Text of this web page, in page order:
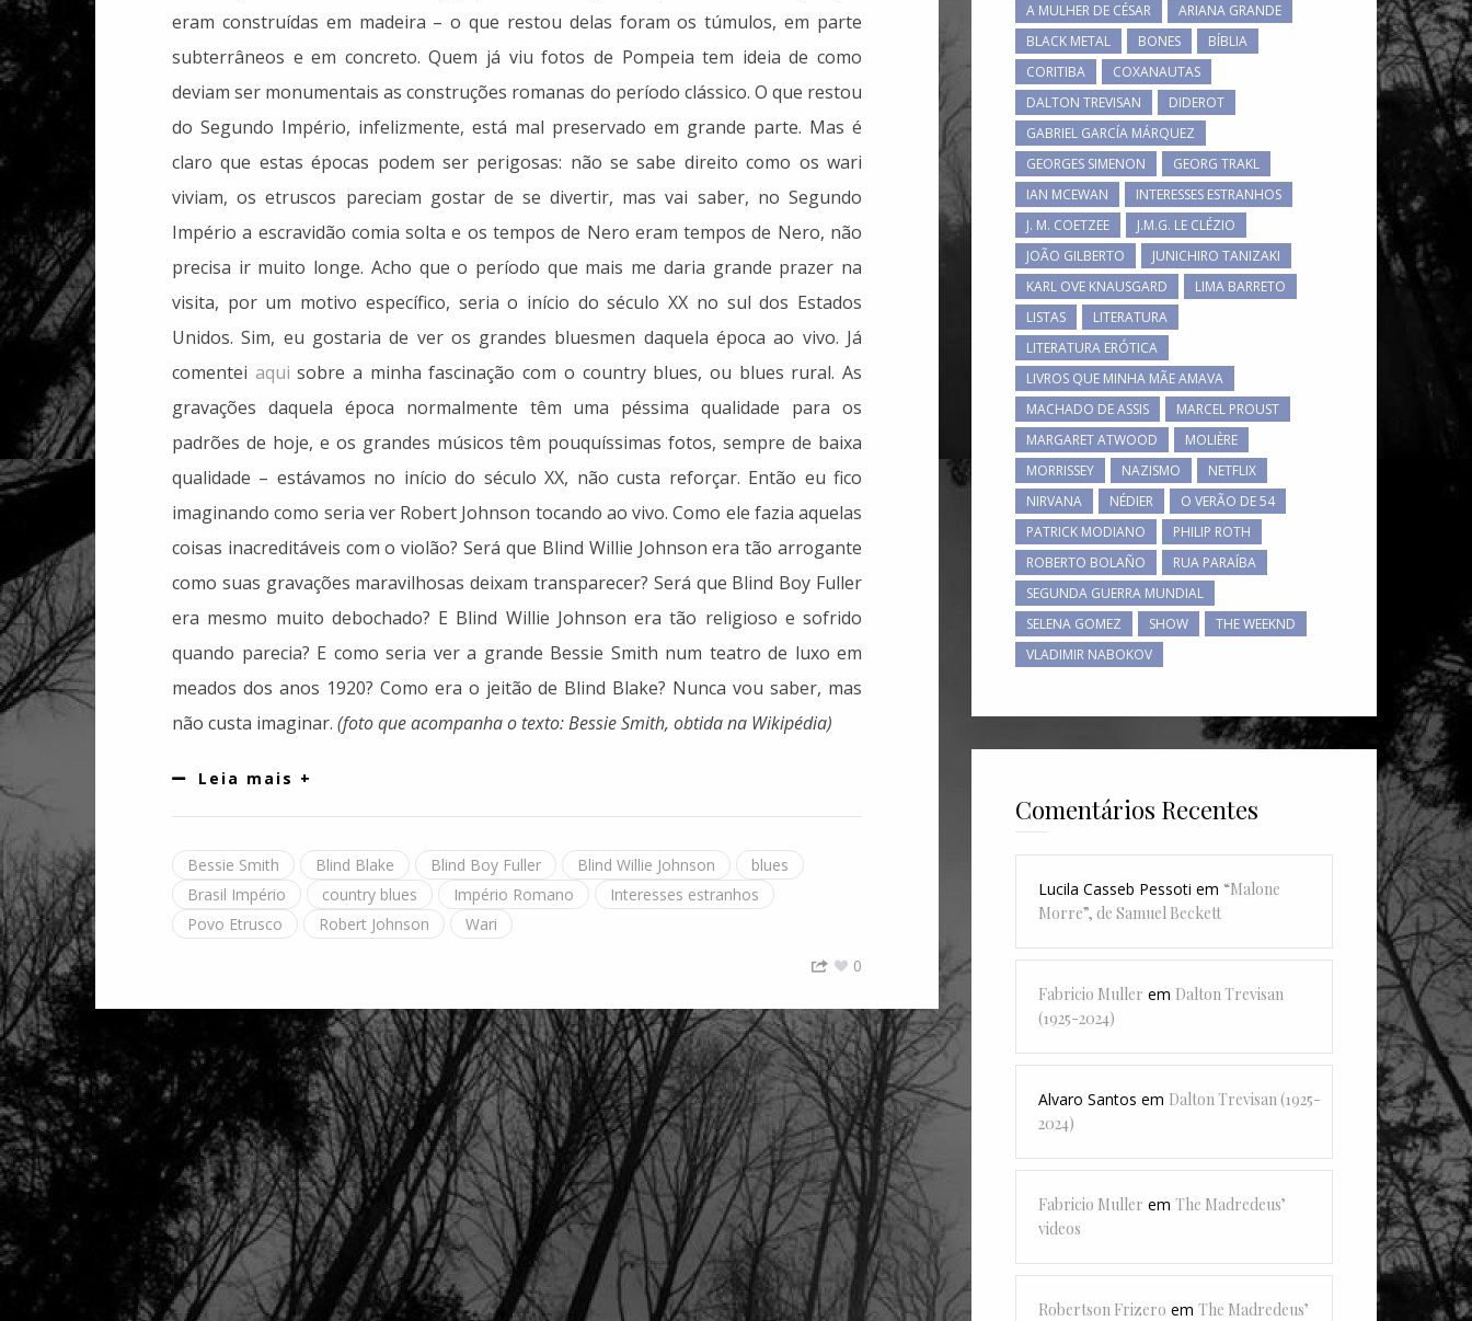
eram construídas em madeira – o que restou delas foram os túmulos, em parte
subterrâneos e em concreto. Quem já viu fotos de Pompeia tem ideia de como
deviam ser monumentais as construções romanas do período clássico. O que restou
do Segundo Império, infelizmente, está mal preservado em grande parte. Mas é
claro que estas épocas podem ser perigosas: não se sabe direito como os wari
viviam, os etruscos pareciam gostar de se divertir, mas vai saber, no Segundo
Império a escravidão comia solta e os tempos de Nero eram tempos de Nero, não
precisa ir muito longe. Acho que o período que mais me daria grande prazer na
visita, por um motivo específico, seria o início do século XX no sul dos Estados
Unidos. Sim, eu gostaria de ver os grandes bluesmen daquela época ao vivo. Já
comentei aqui sobre a minha fascinação com o country blues, ou blues rural. As
gravações daquela época normalmente têm uma péssima qualidade para os
padrões de hoje, e os grandes músicos têm pouquíssimas fotos, sempre de baixa
qualidade – estávamos no início do século XX, não custa reforçar. Então eu fico
imaginando como seria ver Robert Johnson tocando ao vivo. Como ele fazia aquelas
coisas inacreditáveis com o violão? Será que Blind Willie Johnson era tão arrogante
como suas gravações maravilhosas deixam transparecer? Será que Blind Boy Fuller
era mesmo muito debochado? E Blind Willie Johnson era tão religioso e sofrido
quando parecia? E como seria ver a grande Bessie Smith num teatro de luxo em
meados dos anos 1920? Como era o jeitão de Blind Blake? Nunca vou saber, mas
não custa imaginar. (foto que acompanha o texto: Bessie Smith, obtida na Wikipédia)
Leia mais +
Bessie Smith Blind Blake Blind Boy Fuller Blind Willie Johnson
blues
Brasil Império
country blues Império Romano
Interesses estranhos
Povo Etrusco
Robert Johnson
Wari
0
A MULHER DE CÉSAR
ARIANA GRANDE
BLACK METAL
BONES
BÍBLIA
CORITIBA
COXANAUTAS
DALTON TREVISAN
DIDEROT
GABRIEL GARCÍA MÁRQUEZ
GEORGES SIMENON
GEORG TRAKL
IAN MCEWAN
INTERESSES ESTRANHOS
J. M. COETZEE
J.M.G. LE CLÉZIO
JOÃO GILBERTO
JUNICHIRO TANIZAKI
KARL OVE KNAUSGARD
LIMA BARRETO
LISTAS
LITERATURA
LITERATURA ERÓTICA
LIVROS QUE MINHA MÃE AMAVA
MACHADO DE ASSIS
MARCEL PROUST
MARGARET ATWOOD
MOLIÈRE
MORRISSEY
NAZISMO
NETFLIX
NIRVANA
NÉDIER
O VERÃO DE 54
PATRICK MODIANO
PHILIP ROTH
ROBERTO BOLAÑO
RUA PARAÍBA
SEGUNDA GUERRA MUNDIAL
SELENA GOMEZ
SHOW
THE WEEKND
VLADIMIR NABOKOV
Comentários Recentes
Lucila Casseb Pessoti em “Malone
Morre”, de Samuel Beckett
Fabricio Muller em Dalton Trevisan
(1925-2024)
Alvaro Santos em Dalton Trevisan (1925-
2024)
Fabricio Muller em The Madredeus’
videos
Robertson Frizero em The Madredeus’